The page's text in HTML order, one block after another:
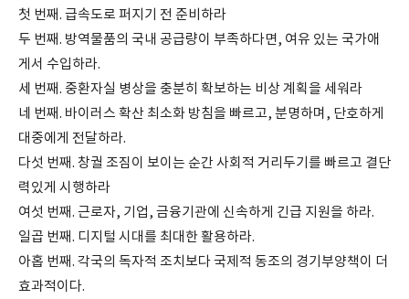
첫 번째. 급속도로 퍼지기 전 준비하라
두 번째. 방역물품의 국내 공급량이 부족하다면, 여유 있는 국가애
게서 수입하라.
세 번째. 중환자실 병상을 충분히 확보하는 비상 계획을 세워라
네 번째. 바이러스 확산 최소화 방침을 빠르고, 분명하며, 단호하게
대중에게 전달하라.
다섯 번째. 창궐 조짐이 보이는 순간 사회적 거리두기를 빠르고 결단
력있게 시행하라
여섯 번째. 근로자, 기업, 금융기관에 신속하게 긴급 지원을 하라.
일곱 번째. 디지털 시대를 최대한 활용하라.
아홉 번째. 각국의 독자적 조치보다 국제적 동조의 경기부양책이 더
효과적이다.